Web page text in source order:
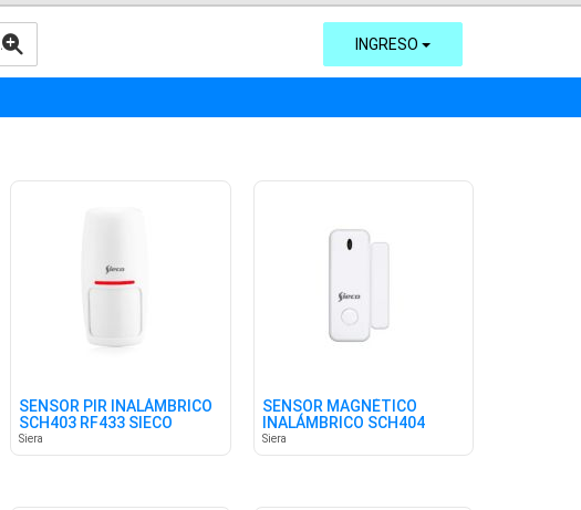
AVANZADA INGRESO
SENSOR PIR INALÁMBRICO
SCH403 RF433 SIECO
Siera
SENSOR MAGNÉTICO
INALÁMBRICO SCH404
433MHZ SIECO
Siera